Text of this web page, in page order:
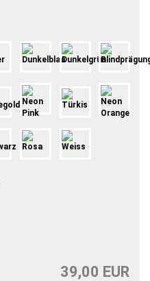
39,00 EUR